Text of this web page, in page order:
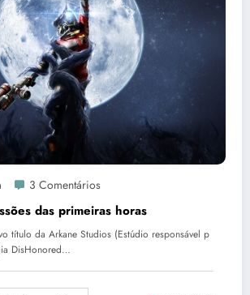
3 Comentários
das primeiras horas
título da Arkane Studios (Estúdio responsável p
DisHonored…